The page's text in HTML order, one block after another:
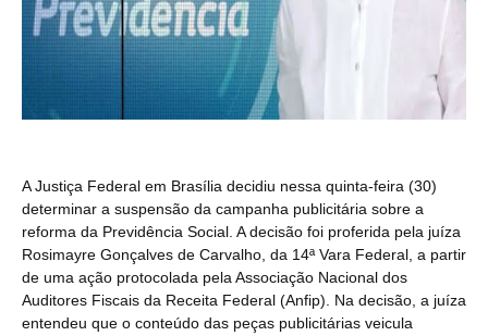
A Justiça Federal em Brasília decidiu nessa quinta-feira (30)
determinar a suspensão da campanha publicitária sobre a
reforma da Previdência Social. A decisão foi proferida pela juíza
Rosimayre Gonçalves de Carvalho, da 14ª Vara Federal, a partir
de uma ação protocolada pela Associação Nacional dos
Auditores Fiscais da Receita Federal (Anfip). Na decisão, a juíza
entendeu que o conteúdo das peças publicitárias veicula